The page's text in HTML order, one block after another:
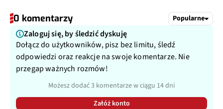
0 komentarzy Popularne
Zaloguj się, by śledzić dyskuję
Dołącz do użytkowników, pisz bez limitu, śledź
odpowiedzi oraz reakcje na swoje komentarze. Nie
przegap ważnych rozmów!
Możesz dodać 3 komentarze w ciągu 14 dni
Załóż konto